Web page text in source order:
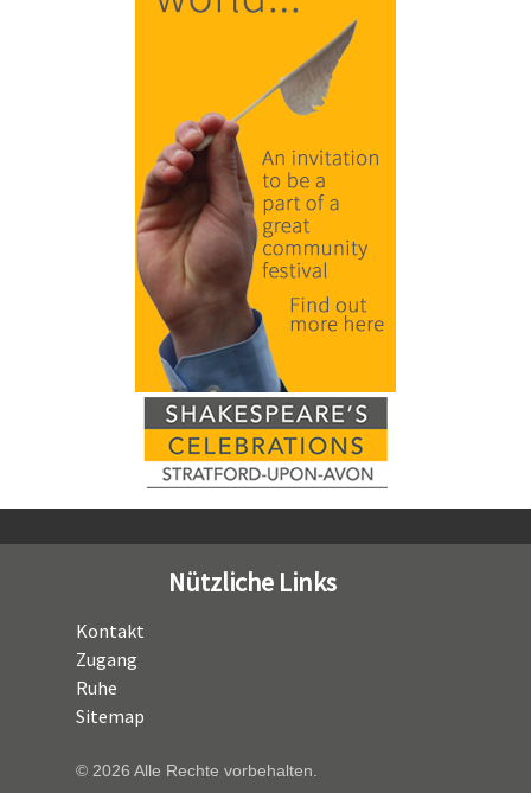
Nützliche Links
Kontakt
Zugang
Ruhe
Sitemap
© 2026 Alle Rechte vorbehalten.